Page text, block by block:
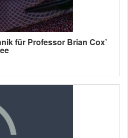
für Professor Brian Cox’